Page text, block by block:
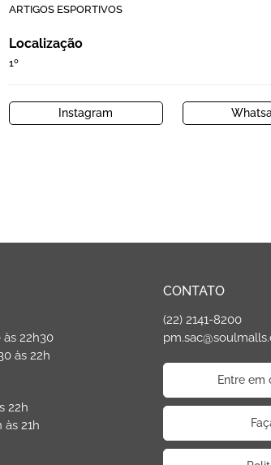
ARTIGOS ESPORTIVOS
Localização
1º
Instagram
22h30
às 22h
22h
21h
CONTATO
(22) 2141-8200
Entre em